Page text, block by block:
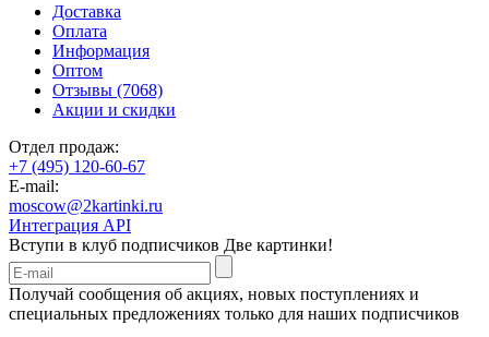
Доставка
Оплата
Информация
Оптом
Отзывы (7068)
Акции и скидки
Отдел продаж:
+7 (495) 120-60-67
E-mail:
moscow@2kartinki.ru
Интеграция API
Вступи в клуб подписчиков Две картинки!
Получай сообщения об акциях, новых поступлениях и
специальных предложениях только для наших подписчиков